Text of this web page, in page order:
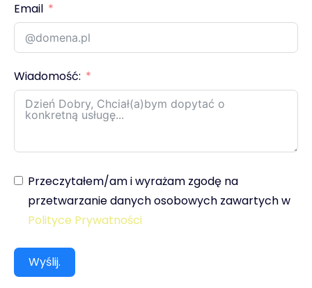
Email
Wiadomość:
Przeczytałem/am i wyrażam zgodę na
przetwarzanie danych osobowych zawartych w
Polityce Prywatności
Wyślij.